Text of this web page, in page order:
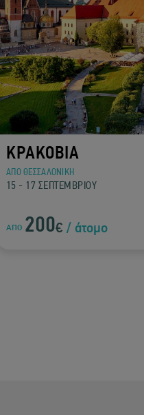
ΚΡΑΚΟΒΙΑ
ΑΠΟ ΘΕΣΣΑΛΟΝΙΚΗ
15 - 17 ΣΕΠΤΕΜΒΡΙΟΥ
ΑΠΟ 200€ / άτομο